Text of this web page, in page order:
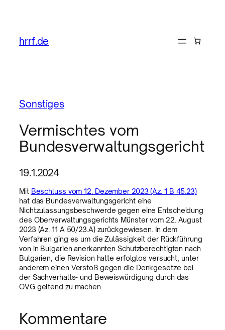
hrrf.de
Sonstiges
Vermischtes vom
Bundesverwaltungsgericht
19.1.2024
Mit Beschluss vom 12. Dezember 2023 (Az. 1 B 45.23)
hat das Bundesverwaltungsgericht eine
Nichtzulassungsbeschwerde gegen eine Entscheidung
des Oberverwaltungsgerichts Münster vom 22. August
2023 (Az. 11 A 50/23.A) zurückgewiesen. In dem
Verfahren ging es um die Zulässigkeit der Rückführung
von in Bulgarien anerkannten Schutzberechtigten nach
Bulgarien, die Revision hatte erfolglos versucht, unter
anderem einen Verstoß gegen die Denkgesetze bei
der Sachverhalts- und Beweiswürdigung durch das
OVG geltend zu machen.
Kommentare